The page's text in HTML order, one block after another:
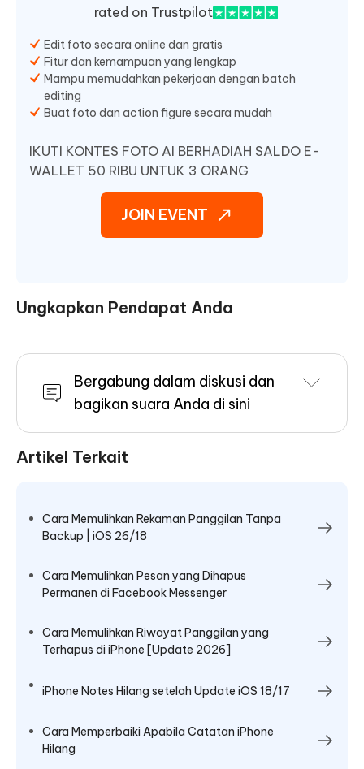
rated on Trustpilot
Edit foto secara online dan gratis
Fitur dan kemampuan yang lengkap
Mampu memudahkan pekerjaan dengan batch
editing
Buat foto dan action figure secara mudah
IKUTI KONTES FOTO AI BERHADIAH SALDO E-
WALLET 50 RIBU UNTUK 3 ORANG
JOIN EVENT
Ungkapkan Pendapat Anda
Bergabung dalam diskusi dan
bagikan suara Anda di sini
Artikel Terkait
Cara Memulihkan Rekaman Panggilan Tanpa
Backup | iOS 26/18
Cara Memulihkan Pesan yang Dihapus
Permanen di Facebook Messenger
Cara Memulihkan Riwayat Panggilan yang
Terhapus di iPhone [Update 2026]
iPhone Notes Hilang setelah Update iOS 18/17
Cara Memperbaiki Apabila Catatan iPhone
Hilang